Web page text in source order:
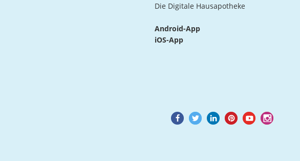
Die Digitale Hausapotheke
Android-App
iOS-App